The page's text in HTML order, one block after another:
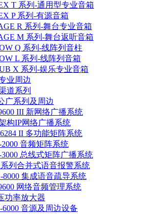
T 系列-通用型专业音箱
P 系列-有源音箱
R 系列-舞台专业音箱
M 系列-舞台返听音箱
Q 系列-线阵列音柱
L 系列-线阵列音箱
X 系列-娱乐专业音箱
业周边
道系列
广系列及周边
III 新网络广播系统
构IP网络广播系统
II 多功能矩阵系统
音频矩阵系统
3000 总线式矩阵广播系统
列合并式语音报警系统
8000 集成语音疏导系统
网络音频管理系统
功率放大器
6000 音源及周边设备